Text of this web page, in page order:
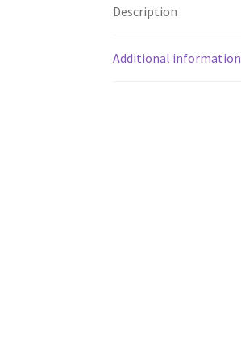
Description
Additional information